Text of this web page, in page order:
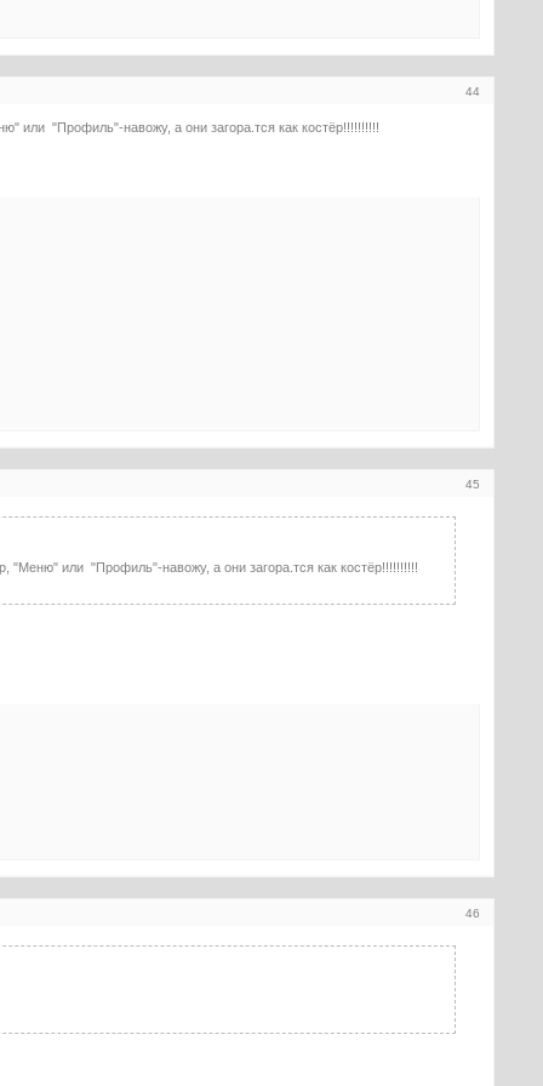
44
или "Профиль"-навожу, а они загора.тся как костёр!!!!!!!!!!
45
"Меню" или "Профиль"-навожу, а они загора.тся как костёр!!!!!!!!!!
46